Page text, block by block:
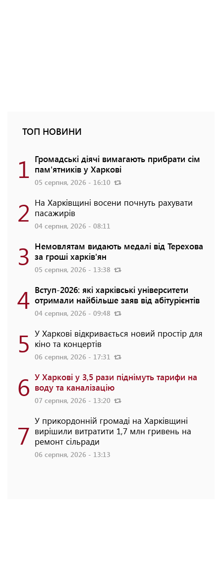
ТОП НОВИНИ
1 Громадські діячі вимагають прибрати сім
пам'ятників у Харкові
05 серпня, 2026 - 16:10
2 На Харківщині восени почнуть рахувати
пасажирів
04 серпня, 2026 - 08:11
3 Немовлятам видають медалі від Терехова
за гроші харків'ян
05 серпня, 2026 - 13:38
4 Вступ-2026: які харківські університети
отримали найбільше заяв від абітурієнтів
04 серпня, 2026 - 09:48
5 У Харкові відкривається новий простір для
кіно та концертів
06 серпня, 2026 - 17:31
6 У Харкові у 3,5 рази піднімуть тарифи на
воду та каналізацію
07 серпня, 2026 - 13:20
7 У прикордонній громаді на Харківщині
вирішили витратити 1,7 млн гривень на
ремонт сільради
06 серпня, 2026 - 13:13